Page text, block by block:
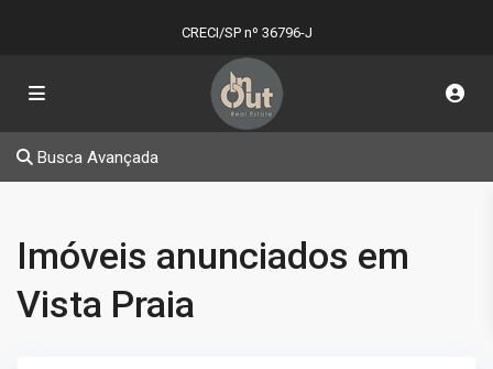
CRECI/SP nº 36796-J
Busca Avançada
Imóveis anunciados em
Vista Praia